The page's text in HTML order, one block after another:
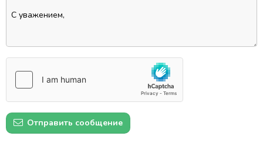
Отправить сообщение